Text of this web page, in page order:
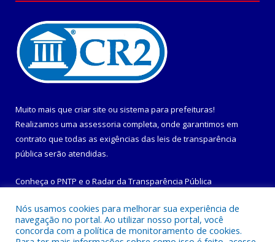
Muito mais que criar site ou sistema para prefeituras!
Realizamos uma assessoria completa, onde garantimos em
contrato que todas as exigências das leis de transparência
pública serão atendidas.
Conheça o PNTP e o Radar da Transparência Pública
Nós usamos cookies para melhorar sua experiência de
navegação no portal. Ao utilizar nosso portal, você
concorda com a política de monitoramento de cookies.